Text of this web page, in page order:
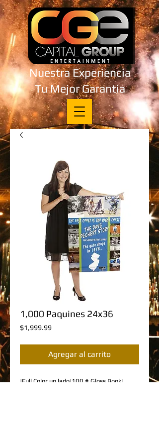
Nuestra Experiencia
Tu Mejor Garantia
1,000 Paquines 24x36
$1,999.99Precio
Agregar al carrito
|Full Color un lado|100 # Gloss Book|